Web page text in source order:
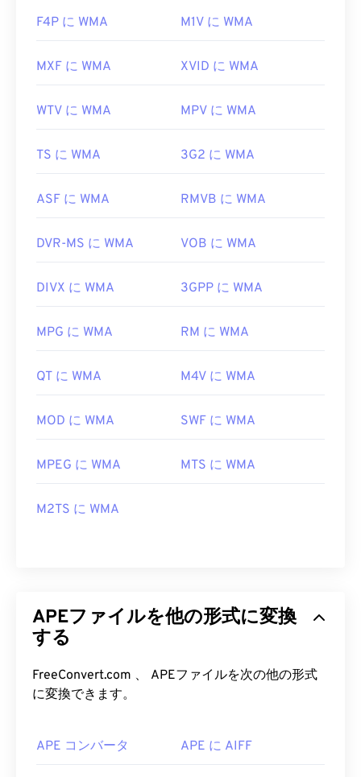
F4P に WMA M1V に WMA
MXF に WMA XVID に WMA
WTV に WMA MPV に WMA
TS に WMA 3G2 に WMA
ASF に WMA RMVB に WMA
DVR-MS に WMA VOB に WMA
DIVX に WMA 3GPP に WMA
MPG に WMA RM に WMA
QT に WMA M4V に WMA
MOD に WMA SWF に WMA
MPEG に WMA MTS に WMA
M2TS に WMA
APEファイルを他の形式に変換
する
FreeConvert.com 、 APEファイルを次の他の形式
に変換できます。
APE コンバータ APE に AIFF